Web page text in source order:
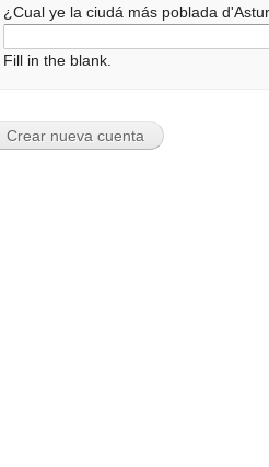
¿Cual ye la ciudá más poblada
Fill in the blank.